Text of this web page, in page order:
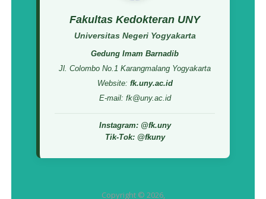
Fakultas Kedokteran UNY
Universitas Negeri Yogyakarta
Gedung Imam Barnadib
Jl. Colombo No.1 Karangmalang Yogyakarta
Website: fk.uny.ac.id
E-mail: fk@uny.ac.id
Instagram: @fk.uny
Tik-Tok: @fkuny
Copyright © 2026,